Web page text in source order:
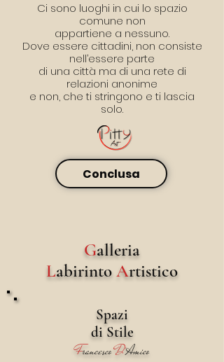
Ci sono luoghi in cui lo spazio
comune non
appartiene a nessuno.
Dove essere cittadini, non consiste
nell’essere parte
di una città ma di una rete di
relazioni anonime
e non, che ti stringono e ti lascia
solo.
Conclusa
Galleria
Labirinto Artistico
Spazi
di Stile
FrancescoD'Amico